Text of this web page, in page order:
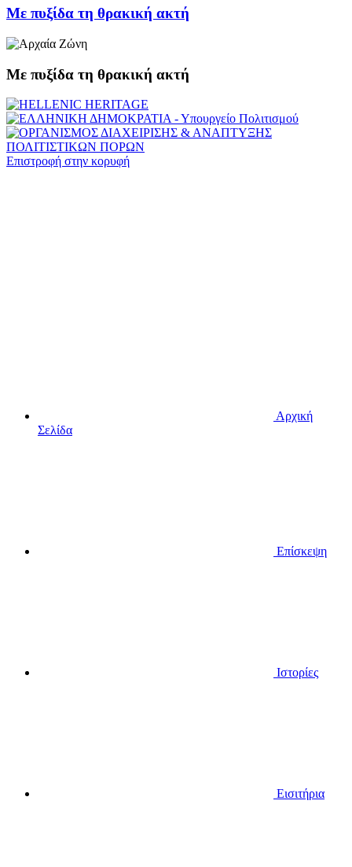
Με πυξίδα τη θρακική ακτή
Με πυξίδα τη θρακική ακτή
Επιστροφή στην κορυφή
Αρχική
Σελίδα
Επίσκεψη
Ιστορίες
Εισιτήρια